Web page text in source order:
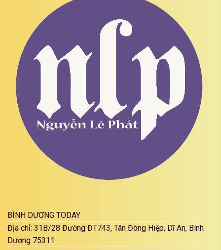
BÌNH DƯƠNG TODAY
Địa chỉ: 31B/28 Đường ĐT743, Tân Đông Hiệp, Dĩ An, Bình
Dương 75311